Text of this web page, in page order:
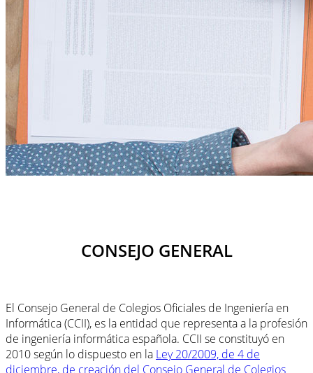
CONSEJO GENERAL
El Consejo General de Colegios Oficiales de Ingeniería en
Informática (CCII), es la entidad que representa a la profesión
de ingeniería informática española. CCII se constituyó en
2010 según lo dispuesto en la Ley 20/2009, de 4 de
diciembre, de creación del Consejo General de Colegios